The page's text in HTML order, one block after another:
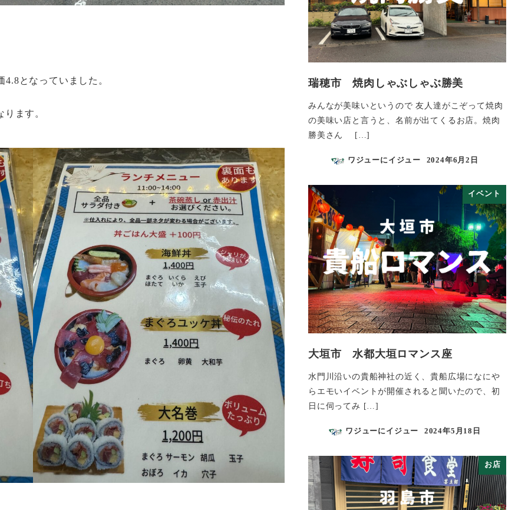
となっていました。
ます。
瑞穂市 焼肉しゃぶしゃぶ勝美
みんなが美味いというので 友人達がこぞって焼肉
の美味い店と言うと、名前が出てくるお店。焼肉
勝美さん […]
ワジューにイジュー
投稿日
2024年6月2日
イベント
大垣市 水都大垣ロマンス座
水門川沿いの貴船神社の近く、貴船広場になにや
らエモいイベントが開催されると聞いたので、初
日に伺ってみ […]
ワジューにイジュー
投稿日
2024年5月18日
お店